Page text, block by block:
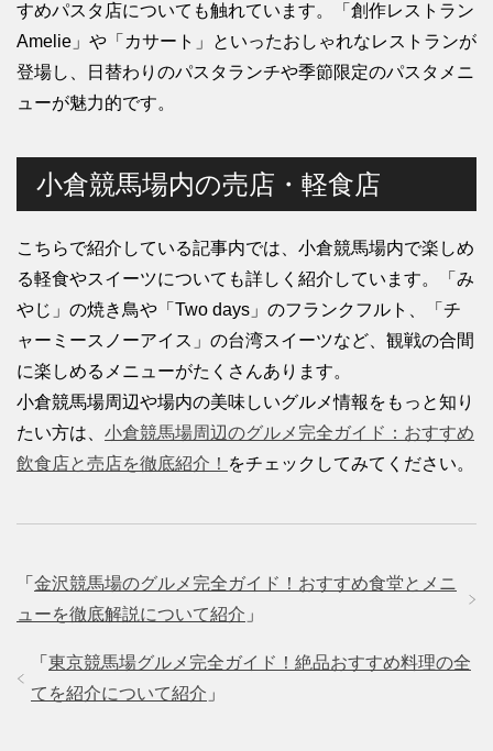
すめパスタ店についても触れています。「創作レストラン
Amelie」や「カサート」といったおしゃれなレストランが
登場し、日替わりのパスタランチや季節限定のパスタメニ
ューが魅力的です。
小倉競馬場内の売店・軽食店
こちらで紹介している記事内では、小倉競馬場内で楽しめ
る軽食やスイーツについても詳しく紹介しています。「み
やじ」の焼き鳥や「Two days」のフランクフルト、「チ
ャーミースノーアイス」の台湾スイーツなど、観戦の合間
に楽しめるメニューがたくさんあります。
小倉競馬場周辺や場内の美味しいグルメ情報をもっと知り
たい方は、 小倉競馬場周辺のグルメ完全ガイド：おすすめ
飲食店と売店を徹底紹介！ をチェックしてみてください。
「 金沢競馬場のグルメ完全ガイド！おすすめ食堂とメニ
ューを徹底解説について紹介 」
「 東京競馬場グルメ完全ガイド！絶品おすすめ料理の全
てを紹介について紹介 」